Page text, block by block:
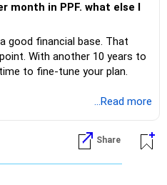
month in PPF. what else I
good financial base. That
With another 10 years to
to fine-tune your plan.
is a very good decision.
investing discipline.
per month adds stability.
...Read more
Share